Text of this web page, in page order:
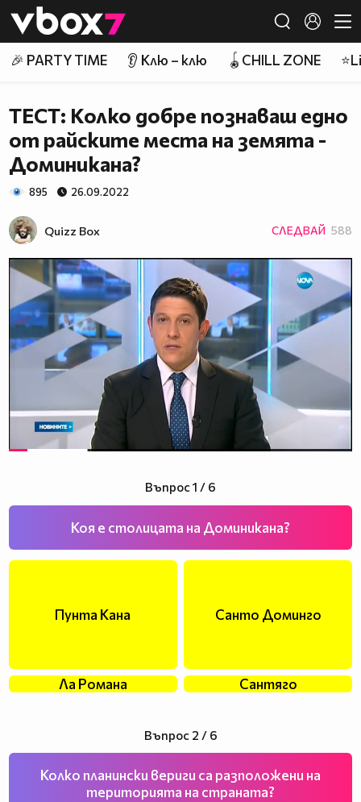
👾
🎉 PARTY TIME 👂 Клю – клю 🪀CHILL ZONE
ТЕСТ: Колко добре познаваш едно
от райските места на земята -
Доминикана?
895 26.09.2022
Quizz Box СЛЕДВАЙ 588
Въпрос 1 / 6
Коя е столицата на Доминикана?
Пунта Кана Санто Доминго
Ла Романа Сантяго
Въпрос 2 / 6
Колко планински вериги са разположени на
територията на страната?